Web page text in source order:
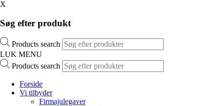
X
Søg efter produkt
Products search
LUK MENU
Products search
Forside
Vi tilbyder
Firmajulegaver